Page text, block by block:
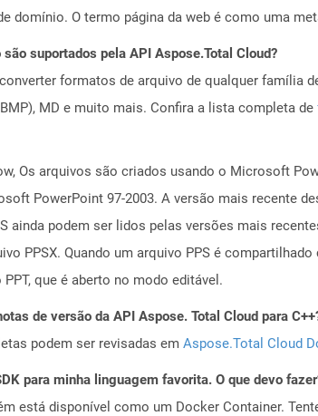
domínio. O termo página da web é como uma
suportados pela API Aspose.Total Cloud?
formatos de arquivo de qualquer família
BMP), MD e muito mais. Confira a lista completa de
Os arquivos são criados usando o Microsoft
PowerPoint 97-2003. A versão mais recente
ainda podem ser lidos pelas versões mais
PPSX. Quando um arquivo PPS é
que é aberto no modo editável.
de versão da API Aspose. Total Cloud para
podem ser revisadas em Aspose.Total Cloud
para minha linguagem favorita. O que devo
está disponível como um Docker Container.